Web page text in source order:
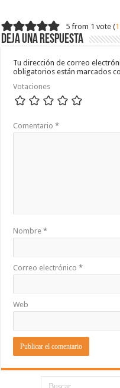
5 from 1 vote (
Deja una respuesta
Tu dirección de correo
obligatorios están marcados
Votaciones
Comentario*
Nombre*
Correo electrónico*
Web